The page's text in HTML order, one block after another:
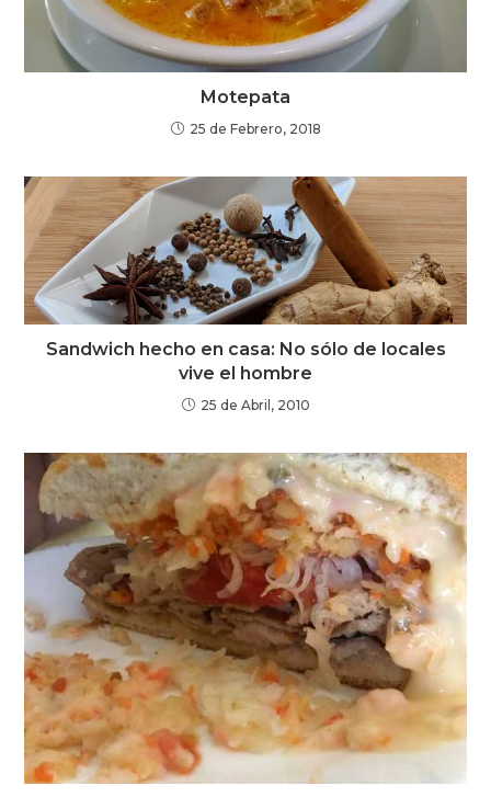
Motepata
25 de Febrero, 2018
Sandwich hecho en casa: No sólo de locales
vive el hombre
25 de Abril, 2010